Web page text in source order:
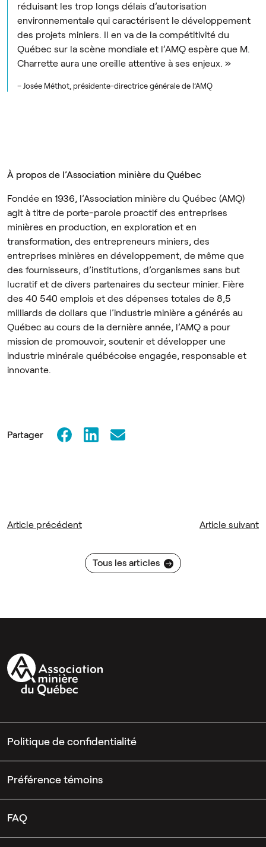
réduisant les trop longs délais d’autorisation
environnementale qui caractérisent le développement
des projets miniers. Il en va de la compétitivité du
Québec sur la scène mondiale et l’AMQ espère que M.
Charrette aura une oreille attentive à ses enjeux. »
– Josée Méthot, présidente-directrice générale de l’AMQ
À propos de l’Association minière du Québec
Fondée en 1936, l’Association minière du Québec (AMQ)
agit à titre de porte-parole proactif des entreprises
minières en production, en exploration et en
transformation, des entrepreneurs miniers, des
entreprises minières en développement, de même que
des fournisseurs, d’institutions, d’organismes sans but
lucratif et de divers partenaires du secteur minier. Fière
des 40 540 emplois et des dépenses totales de 8,5
milliards de dollars que l’industrie minière a générés au
Québec au cours de la dernière année, l’AMQ a pour
mission de promouvoir, soutenir et développer une
industrie minérale québécoise engagée, responsable et
innovante.
Partager
Article précédent
Tous les articles
Article suivant
Politique de confidentialité
Préférence témoins
FAQ